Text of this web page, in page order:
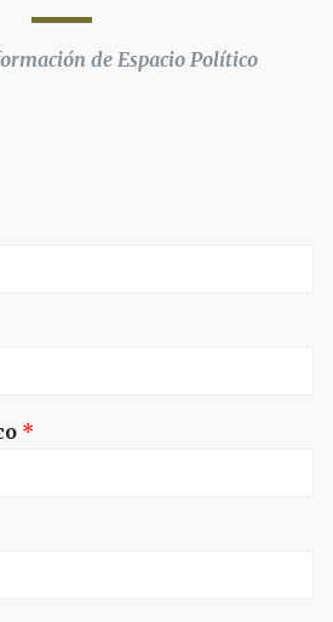
de Espacio Político
*